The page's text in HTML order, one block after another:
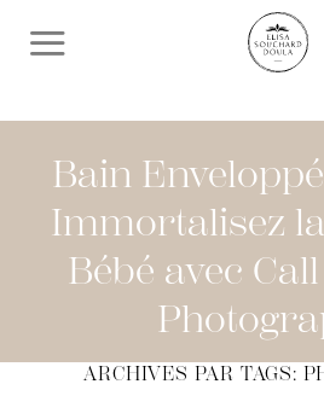
Bain
Immortalisez
Bébé avec
ARCHIVES PAR TAGS: